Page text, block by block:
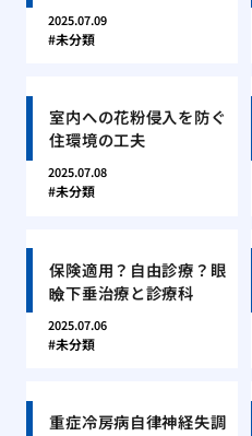
2025.07.09
未分類
室内への花粉侵入を防ぐ
住環境の工夫
2025.07.08
未分類
保険適用？自由診療？眼
瞼下垂治療と診療科
2025.07.06
未分類
重症冷房病自律神経失調